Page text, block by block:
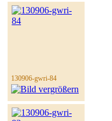
130906-gwri-84